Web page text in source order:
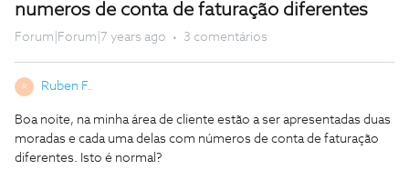
numeros de conta de faturação diferentes
Forum|Forum|7 years ago 3 comentários
R Ruben F.
Boa noite, na minha área de cliente estão a ser apresentadas duas
moradas e cada uma delas com números de conta de faturação
diferentes. Isto é normal?